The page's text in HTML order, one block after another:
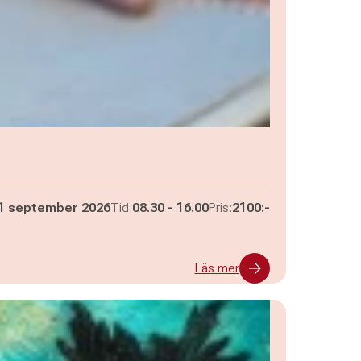
september 2026Tid:Pågår mellan
08.30 - och
16.00Pris:2100:-
Läs mer